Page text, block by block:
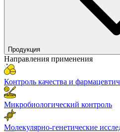
Продукция
Направления применения
Контроль качества и
Микробиологический контроль
Молекулярно-генетические